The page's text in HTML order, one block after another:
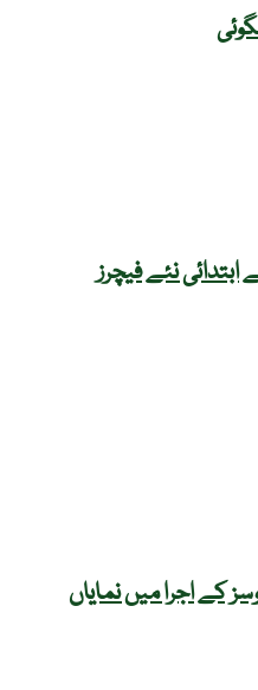
واٹس ایپ میں 2026 کے ابتدائی نئے فیچرز
کے اجرا میں نمایاں